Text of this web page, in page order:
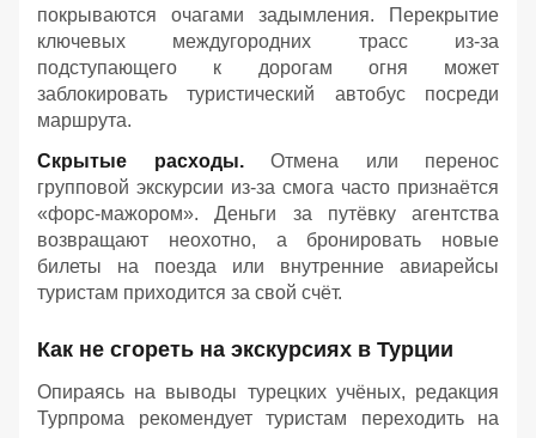
покрываются очагами задымления. Перекрытие
ключевых междугородних трасс из-за
подступающего к дорогам огня может
заблокировать туристический автобус посреди
маршрута.
Скрытые расходы.Отмена или перенос
групповой экскурсии из-за смога часто признаётся
«форс-мажором». Деньги за путёвку агентства
возвращают неохотно, а бронировать новые
билеты на поезда или внутренние авиарейсы
туристам приходится за свой счёт.
Как не сгореть на экскурсиях в Турции
Опираясь на выводы турецких учёных, редакция
Турпрома рекомендует туристам переходить на